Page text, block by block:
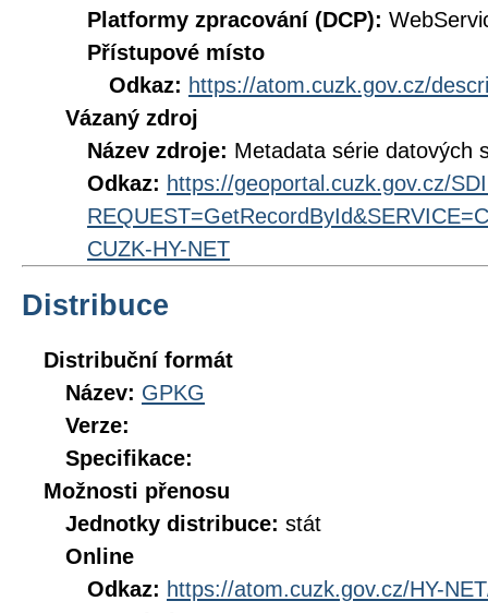
Platformy zpracování (DCP):
Přístupové místo
Odkaz: https://atom.cuzk.gov.cz/
Vázaný zdroj
Název zdroje: Metadata série datových
Odkaz: https://geoportal.cuzk.gov.cz/
CUZK-HY-NET
Distribuce
Distribuční formát
Název: GPKG
Verze:
Specifikace:
Možnosti přenosu
Jednotky distribuce: stát
Online
Odkaz: https://atom.cuzk.gov.cz/HY-